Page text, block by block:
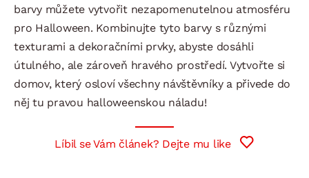
barvy můžete vytvořit nezapomenutelnou atmosféru
pro Halloween. Kombinujte tyto barvy s různými
texturami a dekoračními prvky, abyste dosáhli
útulného, ale zároveň hravého prostředí. Vytvořte si
domov, který osloví všechny návštěvníky a přivede do
něj tu pravou halloweenskou náladu!
Líbil se Vám článek? Dejte mu like